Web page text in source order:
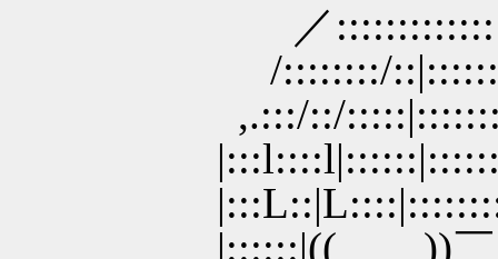
／
/::::::::/
,.:::/::/
|::::::|(( ))